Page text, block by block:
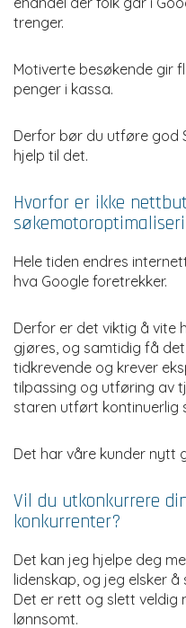
trenger.
Motiverte besøkende gir
penger i kassa.
Derfor bør du utføre god
hjelp til det.
Hvorfor er ikke
Hele tiden endres
hva Google foretrekker.
Derfor er det viktig å vite
gjøres, og samtidig få
tidkrevende og krever
tilpassing og utføring av
staren utført kontinuerlig
Det har våre kunder nytt
Vil du utkonkurrere
konkurrenter?
Det kan jeg hjelpe deg
lidenskap, og jeg elsker
Det er rett og slett veldig
lønnsomt.